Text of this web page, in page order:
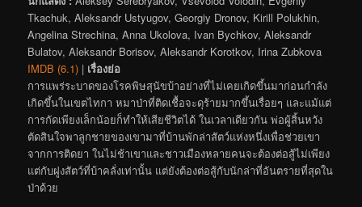
Tkachuk, Aleksandr Ustyugov, Georgiy Dronov, Kirill Polukhin,
Angelina Strechina, Anna Ukolova, Ivan Bychkov, Aleksandr
Bulatov, Aleksandr Borisov, Aleksandr Korotkov, Irina Zubkova
IMDB (6.1) | เรื่องย่อ
การแพร่ระบาดของโรคพิษสุนัขบ้าอย่างที่ไม่เคยเกิดขึ้นมาก่อนกำลัง
เกิดขึ้นในเขตไทกา หมาป่าที่ติดเชื้อจะดุร้ายมากขึ้นเรื่อยๆ และแม้แต่
การกัดเพียงเล็กน้อยก็ทำให้เสียชีวิตได้ ในเวลาเดียวกัน พ่อผู้สิ้นหวัง
ตัดสินใจพาลูกชายของเขามาที่บ้านพักล่าสัตว์แห่งหนึ่งเพื่อช่วยเขา
จากการติดยา ในไม่ช้าเขาและชาวเมืองหลายคนจะต้องต่อสู้ไม่เพียง
แต่กับฝูงสัตว์ที่บ้าคลั่งเท่านั้น แต่ยังต้องต่อสู้กับนักล่าที่อันตรายที่สุดใน
ป่าด้วย